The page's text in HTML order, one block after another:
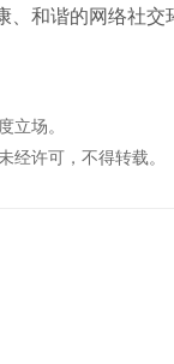
和谐的网络社交
立场。
经许可，不得转载。